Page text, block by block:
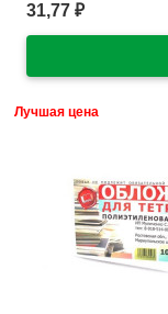
В наличии
31,77 ₽
Лучшая цена